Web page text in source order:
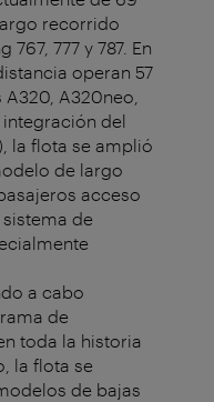
recorrido
777 y 787. En
operan 57
A320neo,
integración del
la flota se amplió
de largo
acceso
de
a cabo
de
toda la historia
la flota se
de bajas